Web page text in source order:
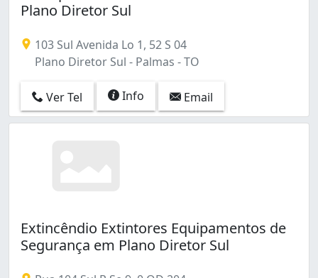
Plano Diretor Sul
103 Sul Avenida Lo 1, 52 S 04
Plano Diretor Sul - Palmas - TO
Ver Tel Info Email
Extincêndio Extintores Equipamentos de
Segurança em Plano Diretor Sul